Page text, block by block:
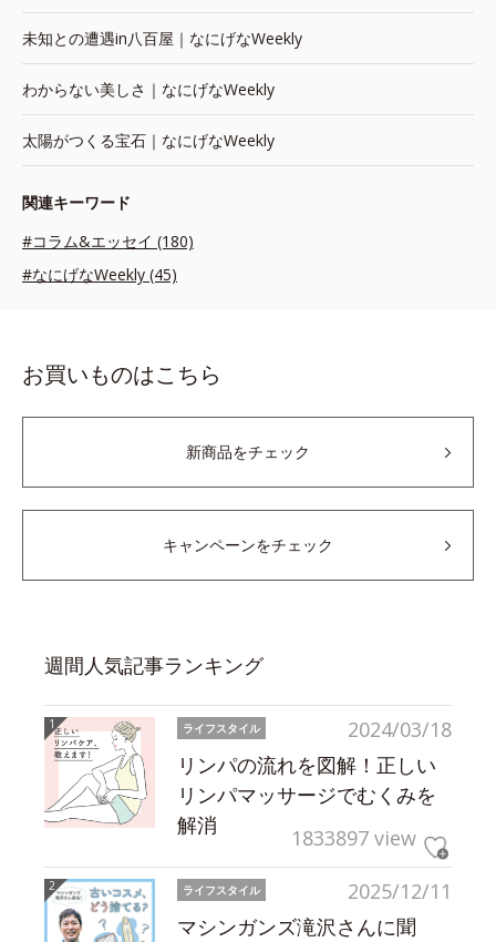
未知との遭遇in八百屋｜なにげなWeekly
わからない美しさ｜なにげなWeekly
太陽がつくる宝石｜なにげなWeekly
関連キーワード
#コラム&エッセイ (180)
#なにげなWeekly (45)
お買いものはこちら
新商品をチェック
キャンペーンをチェック
週間人気記事ランキング
2024/03/18
ライフスタイル
リンパの流れを図解！正しい
リンパマッサージでむくみを
解消
1833897 view
2025/12/11
ライフスタイル
マシンガンズ滝沢さんに聞